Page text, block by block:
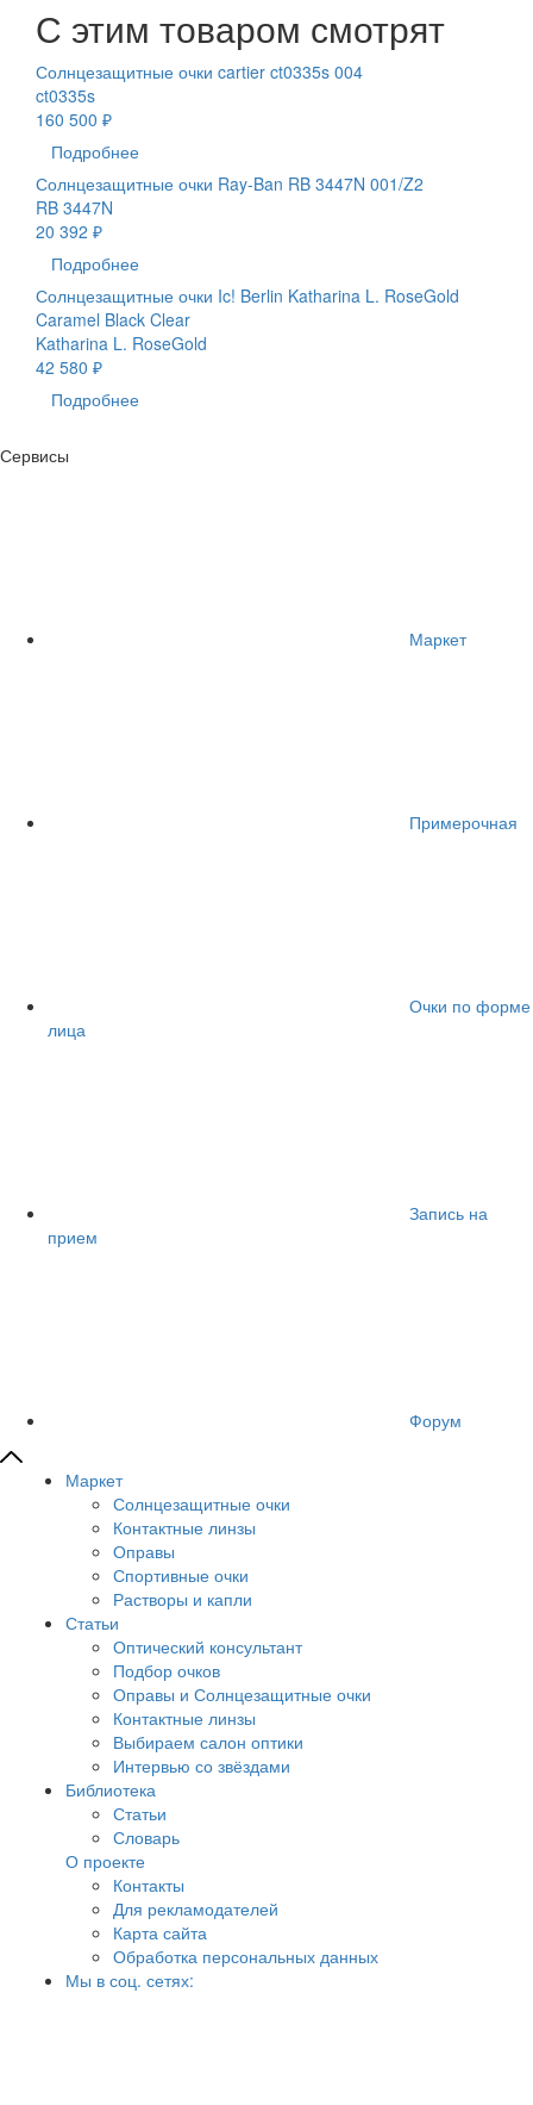
С этим товаром смотрят
Солнцезащитные очки cartier ct0335s 004
ct0335s
160 500 ₽
Подробнее
Солнцезащитные очки Ray-Ban RB 3447N 001/Z2
RB 3447N
20 392 ₽
Подробнее
Солнцезащитные очки Ic! Berlin Katharina L. RoseGold
Caramel Black Clear
Katharina L. RoseGold
42 580 ₽
Подробнее
Сервисы
Маркет
Примерочная
Очки по форме
лица
Запись на
прием
Форум
Маркет
Солнцезащитные очки
Контактные линзы
Оправы
Спортивные очки
Растворы и капли
Статьи
Оптический консультант
Подбор очков
Оправы и Солнцезащитные очки
Контактные линзы
Выбираем салон оптики
Интервью со звёздами
Библиотека
Статьи
Словарь
О проекте
Контакты
Для рекламодателей
Карта сайта
Обработка персональных данных
Мы в соц. сетях: